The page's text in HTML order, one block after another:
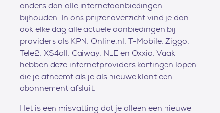
anders dan alle internetaanbiedingen
bijhouden. In ons prijzenoverzicht vind je dan
ook elke dag alle actuele aanbiedingen bij
providers als KPN, Online.nl, T-Mobile, Ziggo,
Tele2, XS4all, Caiway, NLE en Oxxio. Vaak
hebben deze internetproviders kortingen lopen
die je afneemt als je als nieuwe klant een
abonnement afsluit.
Het is een misvatting dat je alleen een nieuwe